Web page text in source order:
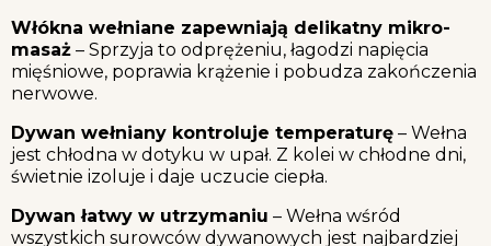
Włókna wełniane zapewniają delikatny mikro-
masaż – Sprzyja to odprężeniu, łagodzi napięcia
mięśniowe, poprawia krążenie i pobudza zakończenia
nerwowe.
Dywan wełniany kontroluje temperaturę – Wełna
jest chłodna w dotyku w upał. Z kolei w chłodne dni,
świetnie izoluje i daje uczucie ciepła.
Dywan łatwy w utrzymaniu – Wełna wśród
wszystkich surowców dywanowych jest najbardziej